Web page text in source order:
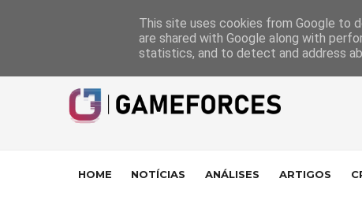
A equipa Pontuações das Análises Suporte
HOME NOTÍCIAS ANÁLISES ARTIGOS
This site uses cookies from Google to
are shared with Google along with
statistics, and to detect and address